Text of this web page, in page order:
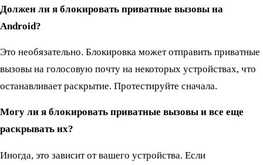
Должен ли я блокировать приватные вызовы на
Android?
Это необязательно. Блокировка может отправить приватные
вызовы на голосовую почту на некоторых устройствах, что
останавливает раскрытие. Протестируйте сначала.
Могу ли я блокировать приватные вызовы и все еще
раскрывать их?
Иногда, это зависит от вашего устройства. Если